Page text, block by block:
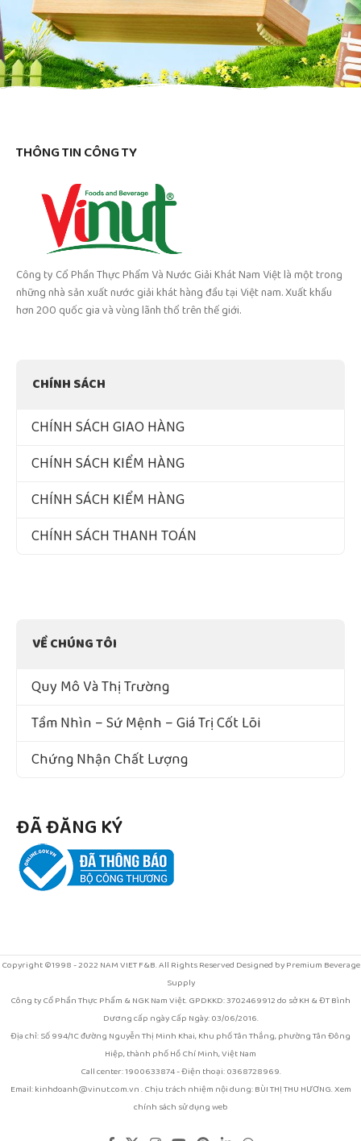
THÔNG TIN CÔNG TY
Công ty Cổ Phần Thực Phẩm Và Nước Giải Khát Nam Việt là một trong
những nhà sản xuất nước giải khát hàng đầu tại Việt nam. Xuất khẩu
hơn 200 quốc gia và vùng lãnh thổ trên thế giới.
CHÍNH SÁCH
CHÍNH SÁCH GIAO HÀNG
CHÍNH SÁCH KIỂM HÀNG
CHÍNH SÁCH KIỂM HÀNG
CHÍNH SÁCH THANH TOÁN
VỀ CHÚNG TÔI
Quy Mô Và Thị Trường
Tầm Nhìn – Sứ Mệnh – Giá Trị Cốt Lõi
Chứng Nhận Chất Lượng
ĐÃ ĐĂNG KÝ
Copyright ©1998 - 2022 NAM VIET F&B. All Rights Reserved Designed by Premium Beverage
Supply
Công ty Cổ Phần Thực Phẩm & NGK Nam Việt. GPDKKD: 3702469912 do sở KH & ĐT Bình
Dương cấp ngày Cấp Ngày: 03/06/2016.
Địa chỉ: Số 994/1C đường Nguyễn Thị Minh Khai, Khu phố Tân Thắng, phường Tân Đông
Hiệp, thành phố Hồ Chí Minh, Việt Nam
Call center: 1900633874 - Điện thoại: 0368728969.
Email: kinhdoanh@vinut.com.vn . Chịu trách nhiệm nội dung: BÙI THỊ THU HƯƠNG. Xem
chính sách sử dụng web